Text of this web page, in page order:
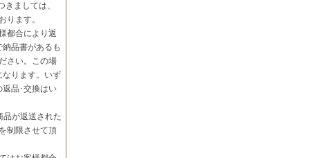
ましては、
ります。
都合により返
品書があるも
さい。この場
なります。いず
品･交換はい
品が返送された
制限させて頂